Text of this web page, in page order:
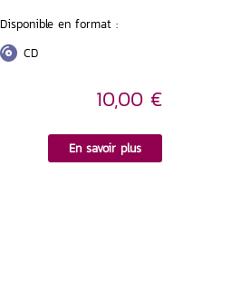
Disponible en format :
CD
10,00 €
En savoir plus